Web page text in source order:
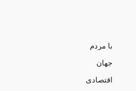
با مردم
جهان
اقتصادی